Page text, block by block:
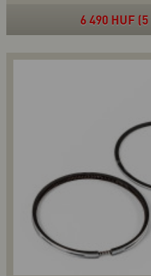
6 490 HUF